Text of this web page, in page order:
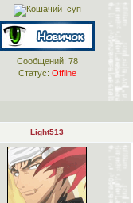
Сообщений: 78
Статус: Offline
Light513